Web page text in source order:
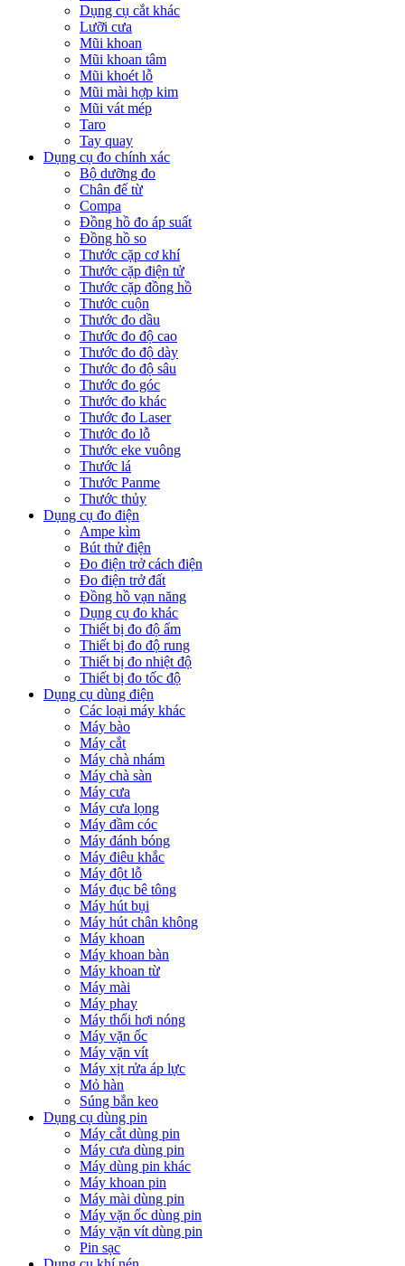
Dụng cụ cắt khác
Lưỡi cưa
Mũi khoan
Mũi khoan tâm
Mũi khoét lỗ
Mũi mài hợp kim
Mũi vát mép
Taro
Tay quay
Dụng cụ đo chính xác
Bộ dưỡng đo
Chân đế từ
Compa
Đồng hồ đo áp suất
Đồng hồ so
Thước cặp cơ khí
Thước cặp điện tử
Thước cặp đồng hồ
Thước cuộn
Thước đo dầu
Thước đo độ cao
Thước đo độ dày
Thước đo độ sâu
Thước đo góc
Thước đo khác
Thước đo Laser
Thước đo lỗ
Thước eke vuông
Thước lá
Thước Panme
Thước thủy
Dụng cụ đo điện
Ampe kìm
Bút thử điện
Đo điện trở cách điện
Đo điện trở đất
Đồng hồ vạn năng
Dụng cụ đo khác
Thiết bị đo độ ẩm
Thiết bị đo độ rung
Thiết bị đo nhiệt độ
Thiết bị đo tốc độ
Dụng cụ dùng điện
Các loại máy khác
Máy bào
Máy cắt
Máy chà nhám
Máy chà sàn
Máy cưa
Máy cưa lọng
Máy đầm cóc
Máy đánh bóng
Máy điêu khắc
Máy đột lỗ
Máy đục bê tông
Máy hút bụi
Máy hút chân không
Máy khoan
Máy khoan bàn
Máy khoan từ
Máy mài
Máy phay
Máy thổi hơi nóng
Máy vặn ốc
Máy vặn vít
Máy xịt rửa áp lực
Mỏ hàn
Súng bắn keo
Dụng cụ dùng pin
Máy cắt dùng pin
Máy cưa dùng pin
Máy dùng pin khác
Máy khoan pin
Máy mài dùng pin
Máy vặn ốc dùng pin
Máy vặn vít dùng pin
Pin sạc